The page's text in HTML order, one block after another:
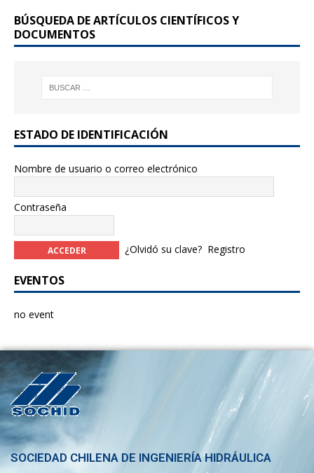
o
k
BÚSQUEDA DE ARTÍCULOS CIENTÍFICOS Y
DOCUMENTOS
ESTADO DE IDENTIFICACIÓN
Nombre de usuario o correo electrónico
Contraseña
¿Olvidó su clave? Registro
EVENTOS
no event
SOCIEDAD CHILENA DE INGENIERÍA HIDRÁULICA